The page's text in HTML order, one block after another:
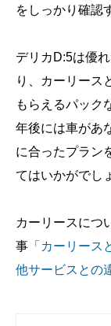
をしっかり確認
デリカD:5は優
り、カーリース
もらえるパック
年後には車があ
に合ったプラン
てはいかがでし
カーリースにつ
事 「カーリース
他サービスとの